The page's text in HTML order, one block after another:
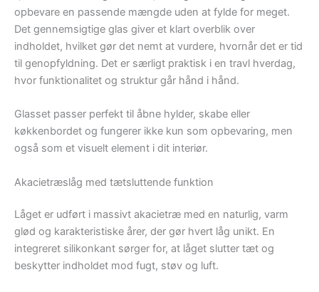
opbevare en passende mængde uden at fylde for meget.
Det gennemsigtige glas giver et klart overblik over
indholdet, hvilket gør det nemt at vurdere, hvornår det er tid
til genopfyldning. Det er særligt praktisk i en travl hverdag,
hvor funktionalitet og struktur går hånd i hånd.
Glasset passer perfekt til åbne hylder, skabe eller
køkkenbordet og fungerer ikke kun som opbevaring, men
også som et visuelt element i dit interiør.
Akacietræslåg med tætsluttende funktion
Låget er udført i massivt akacietræ med en naturlig, varm
glød og karakteristiske årer, der gør hvert låg unikt. En
integreret silikonkant sørger for, at låget slutter tæt og
beskytter indholdet mod fugt, støv og luft.